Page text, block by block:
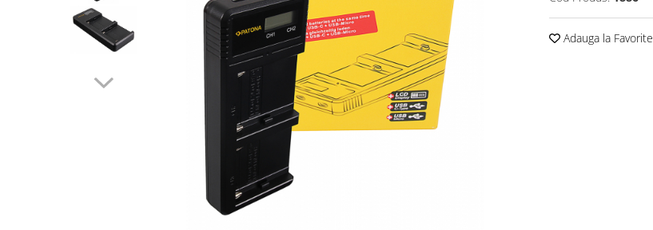
POS/Scanere coduri de bare
Adauga la Favorite